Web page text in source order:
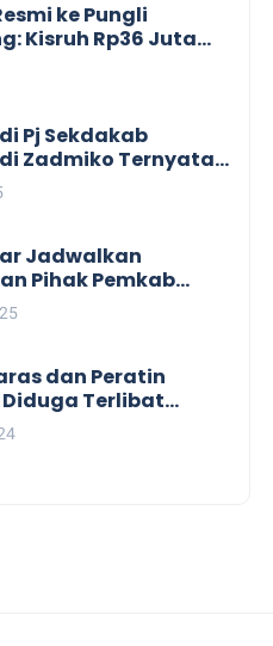
ke Pungli
Kisruh Rp36 Juta
Tiket Pantai
Pj Sekdakab
Zadmiko Ternyata
Jejak Gemilang
Jadwalkan
Pihak Pemkab
dan Status TKD di
dan Peratin
Terlibat
Mahasiswa
Bawaslu